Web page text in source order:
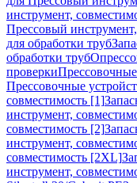
инструмент,
Прессовый
для обработки труб
обработки труб
проверкиПрессовочные
Прессовочные
совместимость [1]
инструмент,
совместимость [2]
инструмент,
совместимость [2XL]
инструмент,